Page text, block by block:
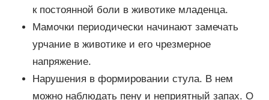
к постоянной боли в животике младенца.
Мамочки периодически начинают замечать
урчание в животике и его чрезмерное
напряжение.
Нарушения в формировании стула. В нем
можно наблюдать пену и неприятный запах. О